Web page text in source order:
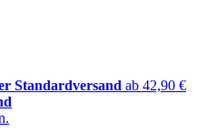
Standardversand ab 42,90 €